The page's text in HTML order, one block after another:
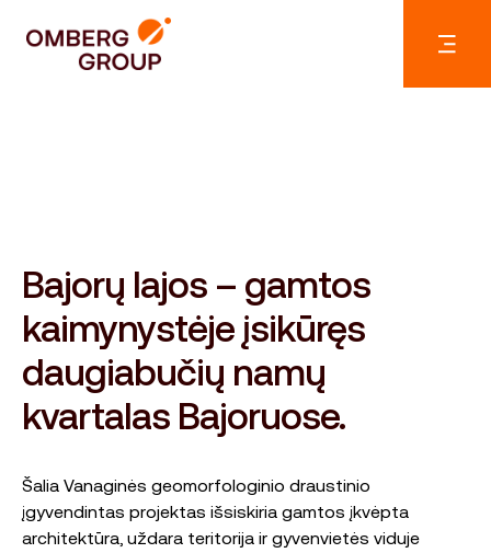
Bajorų lajos – gamtos
kaimynystėje įsikūręs
daugiabučių namų
kvartalas Bajoruose.
Šalia Vanaginės geomorfologinio draustinio
įgyvendintas projektas išsiskiria gamtos įkvėpta
architektūra, uždara teritorija ir gyvenvietės viduje